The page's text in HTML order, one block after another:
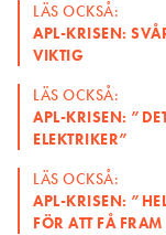
LÄS OCKSÅ:
APL-KRISEN:
VIKTIG
LÄS OCKSÅ:
APL-KRISEN:
ELEKTRIKER”
LÄS OCKSÅ:
APL-KRISEN:
FÖR ATT FÅ FRAM